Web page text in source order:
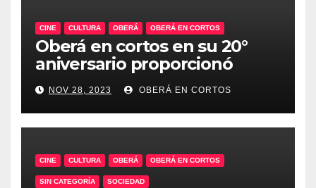
CINE CULTURA OBERÁ OBERÁ EN CORTOS
Oberá en cortos en su 20°
aniversario proporcionó
talleres audiovisuales.
NOV 28, 2023 OBERÁ EN CORTOS
CINE CULTURA OBERÁ OBERÁ EN CORTOS
SIN CATEGORÍA SOCIEDAD